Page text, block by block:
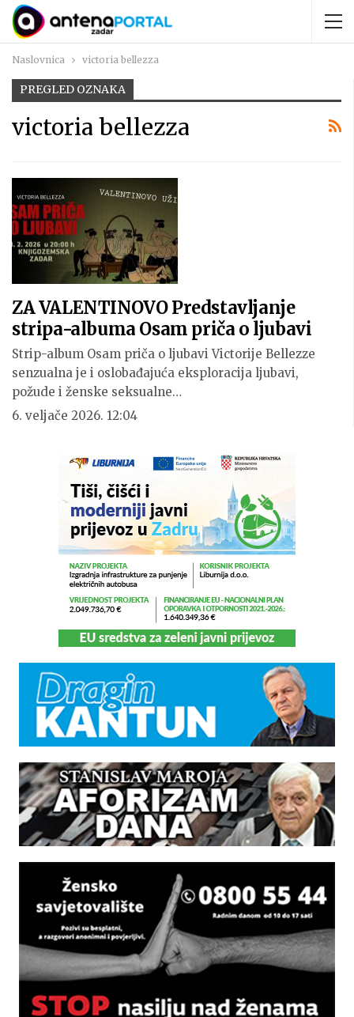
Naslovnica victoria bellezza
PREGLED OZNAKA
victoria bellezza
ZA VALENTINOVO Predstavljanje
stripa-albuma Osam priča o ljubavi
Strip-album Osam priča o ljubavi Victorije Bellezze
senzualna je i oslobađajuća eksploracija ljubavi,
požude i ženske seksualne…
6. veljače 2026. 12:04